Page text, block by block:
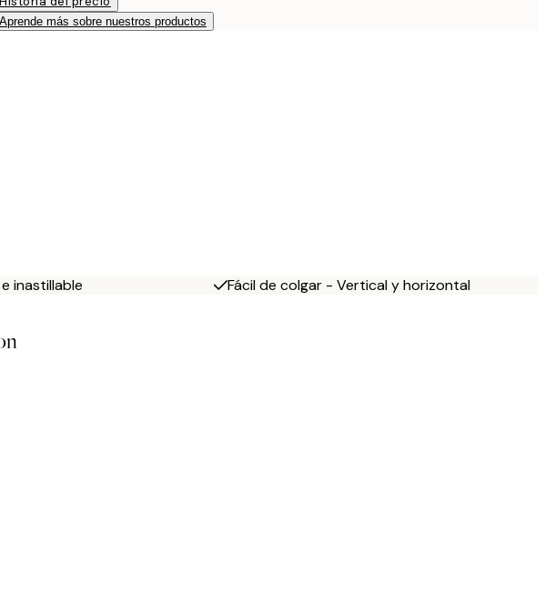
Aprende más sobre nuestros productos
inastillable Fácil de colgar - Vertical y horizontal